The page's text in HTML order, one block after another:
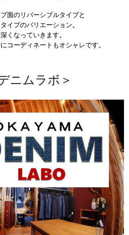
面のリバーシブルタイプと
イプのバリエーション。
くなっていきます。
コーディネートもオシャレです。
ニムラボ＞